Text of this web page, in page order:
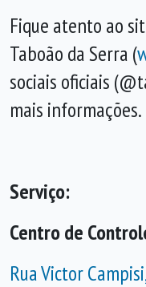
Fique atento ao
Taboão da Serra (
sociais oficiais
mais informações.
Serviço:
Centro de
Rua Victor